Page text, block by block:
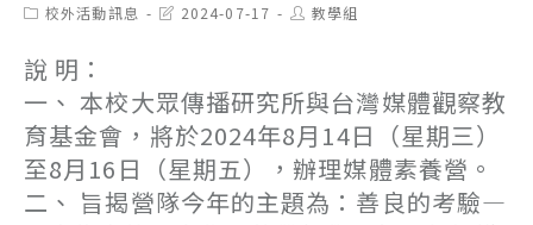
Post校外活動訊息
Post2024-07-17
Post教學組
說 明：
一、 本校大眾傳播研究所與台灣媒體觀察教
育基金會，將於2024年8月14日（星期三）
至8月16日（星期五），辦理媒體素養營。
二、 旨揭營隊今年的主題為：善良的考驗—